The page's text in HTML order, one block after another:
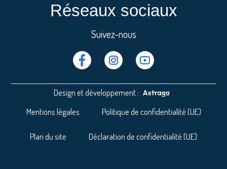
Réseaux sociaux
Suivez-nous
Facebook Instragram
Design et développement :
Mentions légales
Politique de confidentialité (UE)
Plan du site Déclaration de confidentialité (UE)